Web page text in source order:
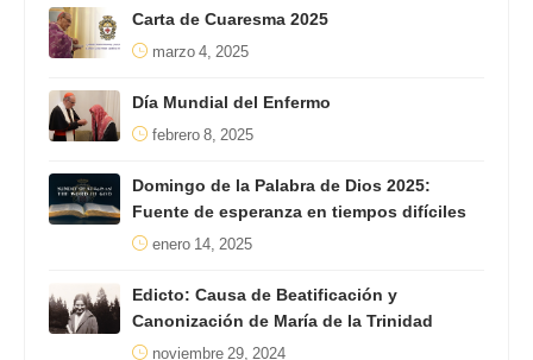
Carta de Cuaresma 2025
marzo 4, 2025
Día Mundial del Enfermo
febrero 8, 2025
Domingo de la Palabra de Dios 2025:
Fuente de esperanza en tiempos difíciles
enero 14, 2025
Edicto: Causa de Beatificación y
Canonización de María de la Trinidad